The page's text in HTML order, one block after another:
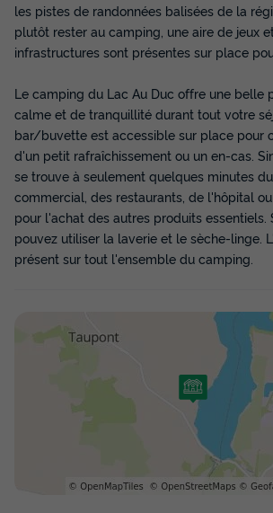
les pistes de randonnées balisées de la
plutôt rester au camping, une aire de jeux
infrastructures sont présentes sur place
Le camping du Lac Au Duc offre une belle
calme et de tranquillité durant tout votre
bar/buvette est accessible sur place pour
d'un petit rafraîchissement ou un en-cas.
se trouve à seulement quelques minutes
commercial, des restaurants, de l'hôpital
pour l'achat des autres produits essentiels.
pouvez utiliser la laverie et le sèche-linge.
présent sur tout l'ensemble du camping.